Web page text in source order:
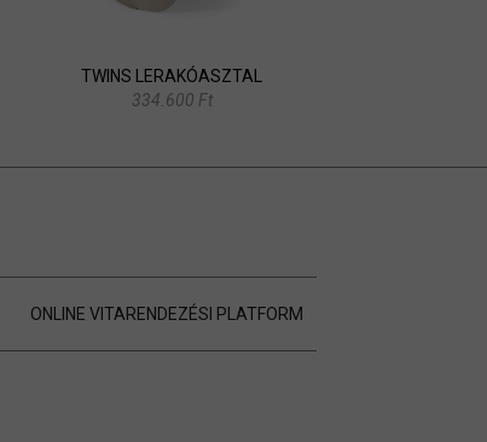
TWINS LERAKÓASZTAL
334.600 Ft
ONLINE VITARENDEZÉSI PLATFORM